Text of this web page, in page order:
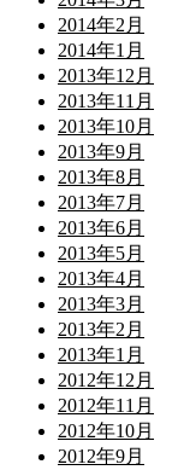
2014年2月
2014年1月
2013年12月
2013年11月
2013年10月
2013年9月
2013年8月
2013年7月
2013年6月
2013年5月
2013年4月
2013年3月
2013年2月
2013年1月
2012年12月
2012年11月
2012年10月
2012年9月